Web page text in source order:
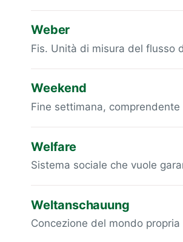
Weber
Fis. Unità di misura del flusso
Weekend
Fine settimana,
Welfare
Sistema sociale che vuole
Weltanschauung
Concezione del mondo